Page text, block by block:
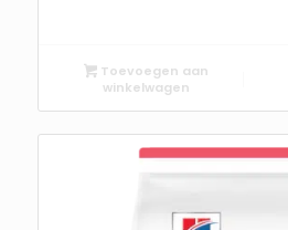
Toevoegen aan
winkelwagen